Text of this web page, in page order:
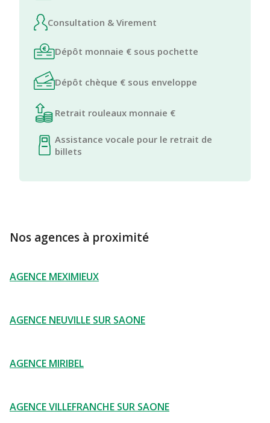
Consultation & Virement
Dépôt monnaie € sous pochette
Dépôt chèque € sous enveloppe
Retrait rouleaux monnaie €
Assistance vocale pour le retrait de
billets
Nos agences à proximité
AGENCE MEXIMIEUX
AGENCE NEUVILLE SUR SAONE
AGENCE MIRIBEL
AGENCE VILLEFRANCHE SUR SAONE